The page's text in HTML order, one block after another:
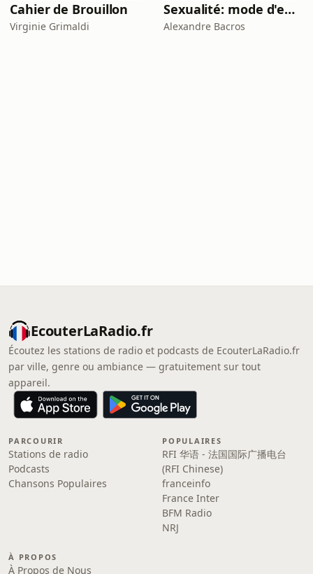
Cahier de Brouillon
Virginie Grimaldi
Sexualité: mode d'emploi
Alexandre Bacros
EcouterLaRadio.fr
Écoutez les stations de radio et podcasts de EcouterLaRadio.fr
par ville, genre ou ambiance — gratuitement sur tout
appareil.
PARCOURIR
Stations de radio
Podcasts
Chansons Populaires
POPULAIRES
RFI 华语 - 法国国际广播电台
(RFI Chinese)
franceinfo
France Inter
BFM Radio
NRJ
À PROPOS
À Propos de Nous